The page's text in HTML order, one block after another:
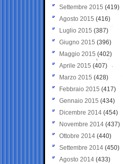
Settembre 2015 (419)
Agosto 2015 (416)
Luglio 2015 (387)
Giugno 2015 (396)
Maggio 2015 (402)
Aprile 2015 (407)
Marzo 2015 (428)
Febbraio 2015 (417)
Gennaio 2015 (434)
Dicembre 2014 (454)
Novembre 2014 (437)
Ottobre 2014 (440)
Settembre 2014 (450)
Agosto 2014 (433)